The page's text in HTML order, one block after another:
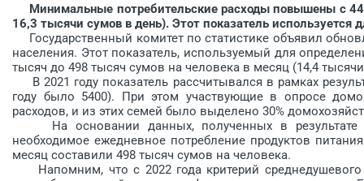
Минимальные потребительские расходы повышены с
16,3 тысячи сумов в день). Этот показатель используется
Государственный комитет по статистике объявил
населения. Этот показатель, используемый для
тысяч до 498 тысяч сумов на человека в месяц (14,4
В 2021 году показатель рассчитывался в рамках
году было 5400). При этом участвующие в опросе
расходов, и из этих семей было выделено 30%
На основании данных, полученных в результате
необходимое ежедневное потребление продуктов
месяц составили 498 тысяч сумов на человека.
Напомним, что с 2022 года критерий